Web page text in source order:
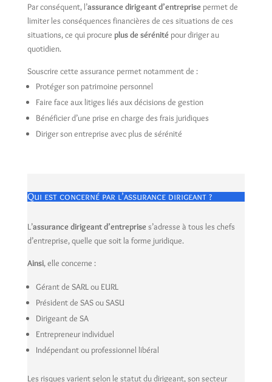
Par conséquent, l’assurance dirigeant d’entreprisepermet de
limiter les conséquences financières de ces situations de ces
situations, ce qui procure plus de sérénitépour diriger au
quotidien.
Souscrire cette assurance permet notamment de :
Protéger son patrimoine personnel
Faire face aux litiges liés aux décisions de gestion
Bénéficier d’une prise en charge des frais juridiques
Diriger son entreprise avec plus de sérénité
Qui est concerné par l’assurance dirigeant ?
L’assurance dirigeant d’entreprises’adresse à tous les chefs
d’entreprise, quelle que soit la forme juridique.
Ainsi, elle concerne :
Gérant de SARL ou EURL
Président de SAS ou SASU
Dirigeant de SA
Entrepreneur individuel
Indépendant ou professionnel libéral
Les risques varient selon le statut du dirigeant, son secteur